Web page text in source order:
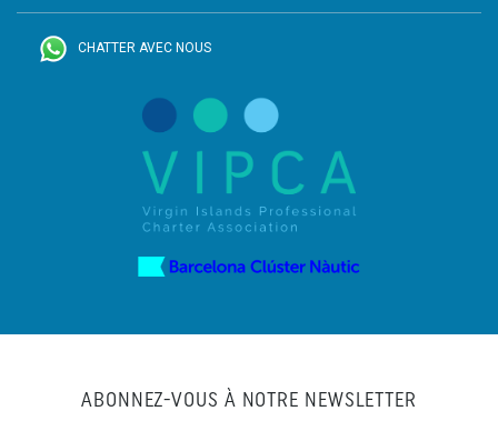
CHATTER AVEC NOUS
ABONNEZ-VOUS À NOTRE NEWSLETTER